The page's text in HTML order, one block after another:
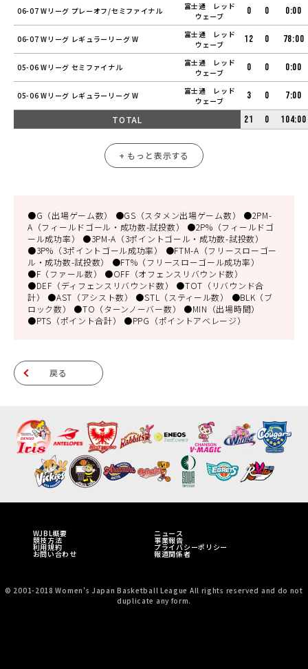
06-07 Wリーグ プレーオフ/セミファイナル
富士通 レッド
ウェーブ
0 0 0:00
06-07 Wリーグ レギュラーリーグ W
富士通 レッド
ウェーブ
12 0 78:00
05-06 Wリーグ セミファイナル
富士通 レッド
ウェーブ
0 0 0:00
05-06 Wリーグ レギュラーリーグ W
富士通 レッド
ウェーブ
3 0 7:00
TOTAL 21 0 104:00
+ もっと表示する
●G（出場ゲーム数） ●GS（スタメン出場ゲーム数） ●2PM-
A（フィールドゴール・成功数-試投数） ●2P%（フィールドゴ
ール成功率） ●3PM-A（3ポイントゴール・成功数-試投数）
●3P%（3ポイントゴール成功率） ●FTM-A（フリースローゴー
ル・成功数-試投数） ●FT%（フリースローゴール成功率）
●F（ファール数） ●OFF（オフェンスリバウンド数）
●DEF（ディフェンスリバウンド数） ●TOT（リバウンド合
計） ●AST（アシスト数） ●STL（スティール数） ●BLK（ブ
ロック数） ●TO（ターンノーバー数） ●MIN（出場時間）
●PTS（ポイント合計） ●PPG（ポイントアベレージ）
戻る
WJBL概要 ニュース
競技方法 事業報告
利用規約 プライバシーポリシー
お問い合わせ 報道関係者
© 2001-2018 Women's Japan Basketball League All rights reserved and do not
duplicate any form.